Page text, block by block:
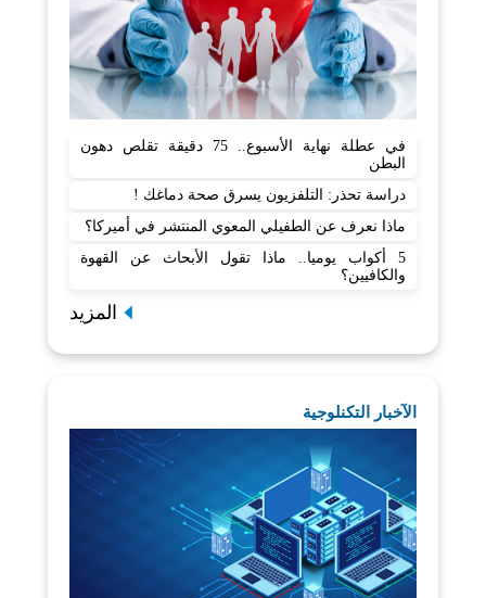
في عطلة نهاية الأسبوع.. 75 دقيقة تقلص دهون
البطن
دراسة تحذر: التلفزيون يسرق صحة دماغك !
ماذا نعرف عن الطفيلي المعوي المنتشر في أميركا؟
5 أكواب يوميا.. ماذا تقول الأبحاث عن القهوة
والكافيين؟
المزيد
الآخبار التكنلوجية